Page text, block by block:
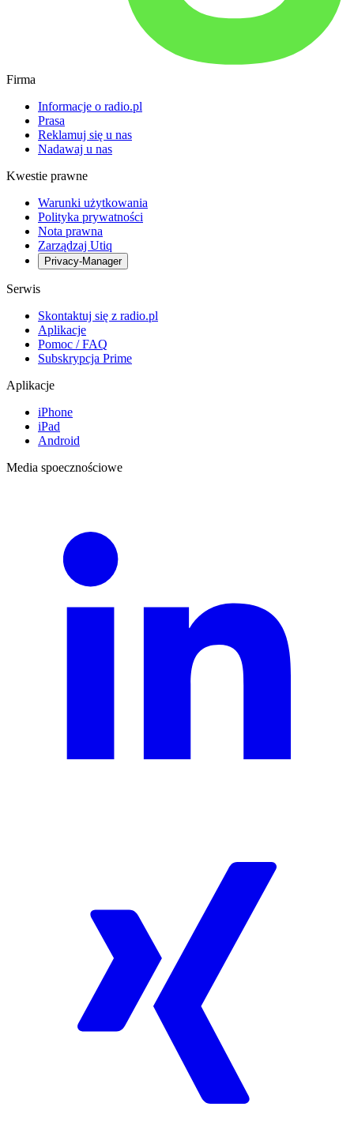
Firma
Informacje o radio.pl
Prasa
Reklamuj się u nas
Nadawaj u nas
Kwestie prawne
Warunki użytkowania
Polityka prywatności
Nota prawna
Zarządzaj Utiq
Privacy-Manager
Serwis
Skontaktuj się z radio.pl
Aplikacje
Pomoc / FAQ
Subskrypcja Prime
Aplikacje
iPhone
iPad
Android
Media spoecznościowe